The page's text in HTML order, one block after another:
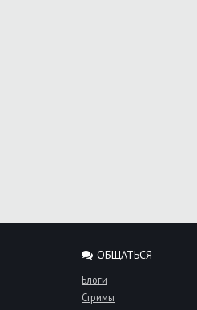
ОБЩАТЬСЯ
Блоги
Стримы